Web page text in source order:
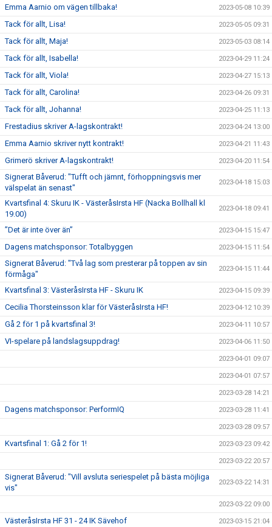
Emma Aarnio om vägen tillbaka! 2023-05-08 10:39
Tack för allt, Lisa! 2023-05-05 09:31
Tack för allt, Maja! 2023-05-03 08:14
Tack för allt, Isabella! 2023-04-29 11:24
Tack för allt, Viola! 2023-04-27 15:13
Tack för allt, Carolina! 2023-04-26 09:31
Tack för allt, Johanna! 2023-04-25 11:13
Frestadius skriver A-lagskontrakt! 2023-04-24 13:00
Emma Aarnio skriver nytt kontrakt! 2023-04-21 11:43
Grimerö skriver A-lagskontrakt! 2023-04-20 11:54
Signerat Båverud: "Tufft och jämnt, förhoppningsvis mer
välspelat än senast"
2023-04-18 15:03
Kvartsfinal 4: Skuru IK - VästeråsIrsta HF (Nacka Bollhall kl
19.00)
2023-04-18 09:41
”Det är inte över än” 2023-04-15 15:47
Dagens matchsponsor: Totalbyggen 2023-04-15 11:54
Signerat Båverud: "Två lag som presterar på toppen av sin
förmåga"
2023-04-15 11:44
Kvartsfinal 3: VästeråsIrsta HF - Skuru IK 2023-04-15 09:39
Cecilia Thorsteinsson klar för VästeråsIrsta HF! 2023-04-12 10:39
Gå 2 för 1 på kvartsfinal 3! 2023-04-11 10:57
VI-spelare på landslagsuppdrag! 2023-04-06 11:50
2023-04-01 09:07
2023-04-01 07:57
2023-03-28 14:21
Dagens matchsponsor: PerformIQ 2023-03-28 11:41
2023-03-28 09:57
Kvartsfinal 1: Gå 2 för 1! 2023-03-23 09:42
2023-03-22 20:57
Signerat Båverud: "Vill avsluta seriespelet på bästa möjliga
vis"
2023-03-22 14:31
2023-03-22 09:00
VästeråsIrsta HF 31 - 24 IK Sävehof 2023-03-15 21:04